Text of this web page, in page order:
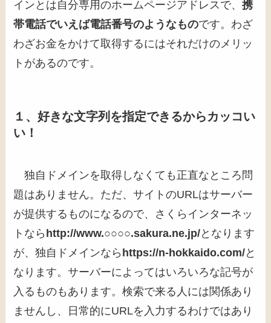
インとは自分専用のホームページアドレスで、携
帯電話でいえば電話番号のようなものです。わざ
わざお金をかけて取得するにはそれだけのメリッ
トがあるのです。
１、好きな文字列を指定できるからカッコい
い！
独自ドメインを取得しなくても正直なところ問
題はありません。ただ、サイトのURLはサーバー
が提供するものになるので、さくらインターネッ
トなら http://www.○○○○.sakura.ne.jp/となります
が、独自ドメインなら https://n-hokkaido.com/と
なります。サーバーによってはいろいろな記号が
入るものもあります。検索で来る人には関係あり
ませんし、日常的にURLを入力するわけではあり